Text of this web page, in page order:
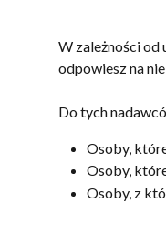
W zależności od
odpowiesz na
Do tych
Osoby,
Osoby,
Osoby, z